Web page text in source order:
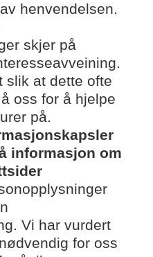
henvendelsen.
skjer på
slik at dette ofte
oss for å hjelpe
på.
informasjon om
Vi har vurdert
for oss